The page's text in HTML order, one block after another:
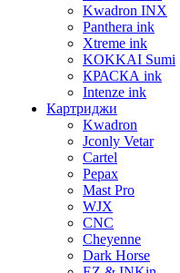
Kwadron INX
Panthera ink
Xtreme ink
KOKKAI Sumi
КРАСКА ink
Intenze ink
Картриджи
Kwadron
Jconly Vetar
Cartel
Pepax
Mast Pro
WJX
CNC
Cheyenne
Dark Horse